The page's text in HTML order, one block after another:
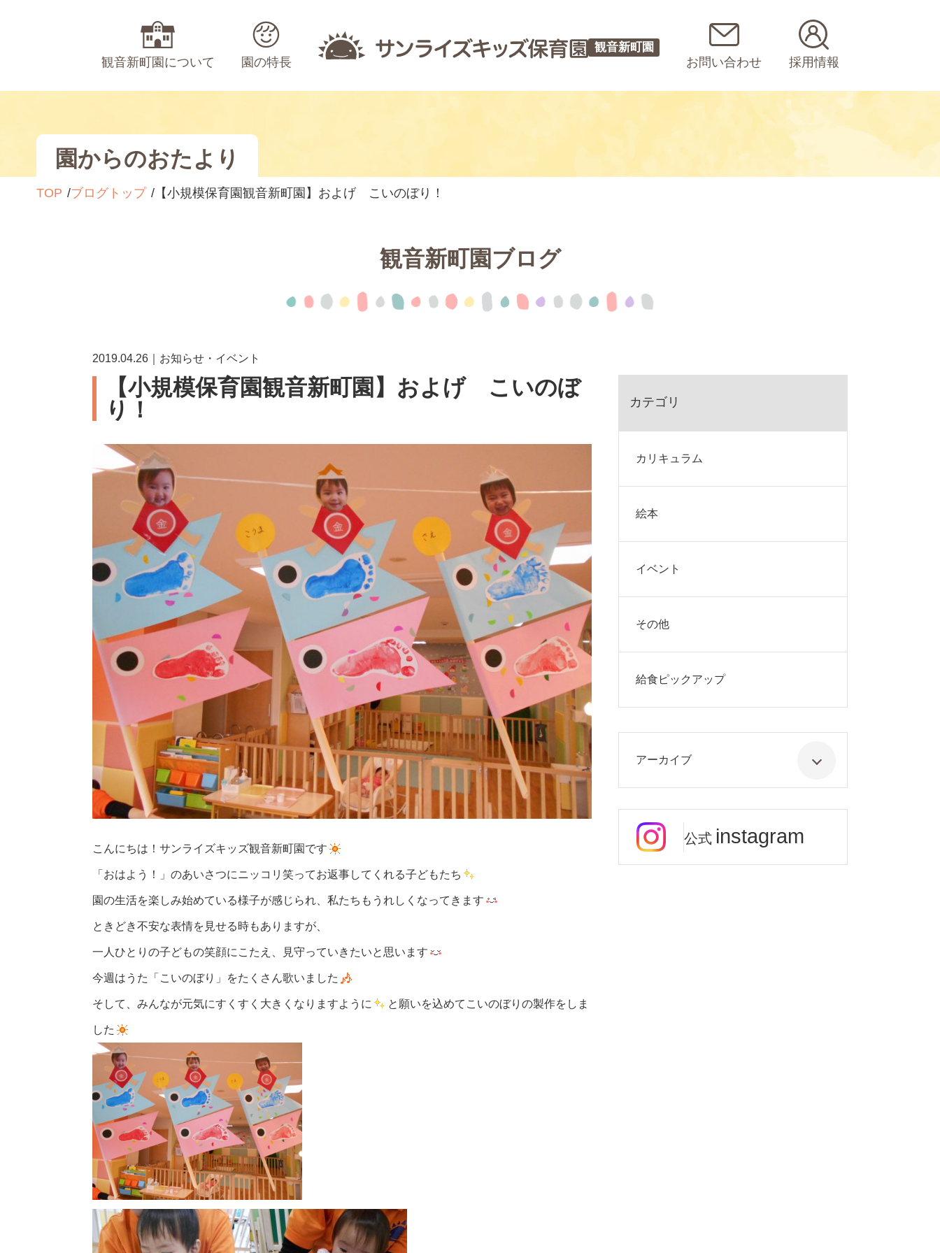
観音新町園について 園の特長
観音新町園
お問い合わせ 採用情報
園からのおたより
TOP ブログトップ 【小規模保育園観音新町園】およげ こいのぼり！
観音新町園ブログ
2019.04.26｜お知らせ・イベント
【小規模保育園観音新町園】およげ こいのぼ
り！
こんにちは！サンライズキッズ観音新町園です
「おはよう！」のあいさつにニッコリ笑ってお返事してくれる子どもたち
園の生活を楽しみ始めている様子が感じられ、私たちもうれしくなってきます
ときどき不安な表情を見せる時もありますが、
一人ひとりの子どもの笑顔にこたえ、見守っていきたいと思います
今週はうた「こいのぼり」をたくさん歌いました
そして、みんなが元気にすくすく大きくなりますように と願いを込めてこいのぼりの製作をしま
した
カテゴリ
カリキュラム
絵本
イベント
その他
給食ピックアップ
アーカイブ
公式 instagram